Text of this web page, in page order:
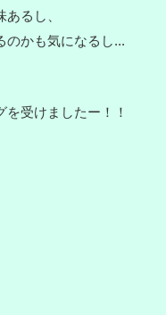
るし、
のかも気になるし...
受けましたー！！